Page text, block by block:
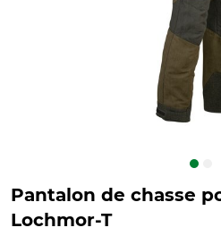
Pantalon de chasse
Lochmor-T